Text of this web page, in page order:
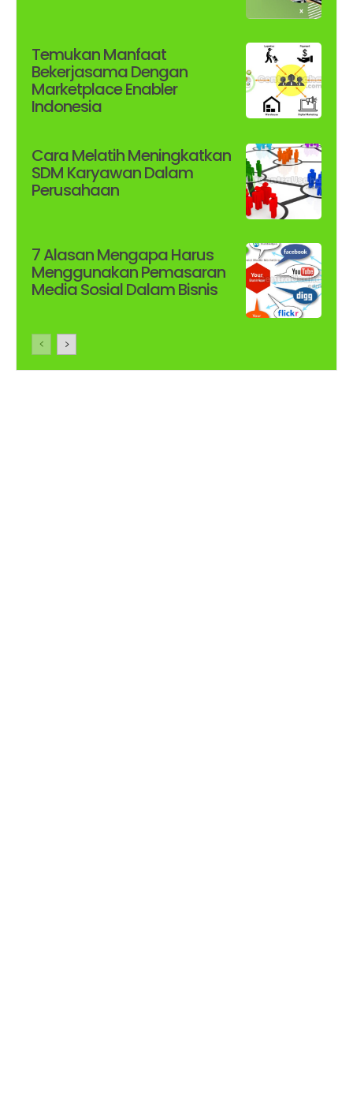
Temukan Manfaat
Bekerjasama Dengan
Marketplace Enabler
Indonesia
Cara Melatih Meningkatkan
SDM Karyawan Dalam
Perusahaan
7 Alasan Mengapa Harus
Menggunakan Pemasaran
Media Sosial Dalam Bisnis